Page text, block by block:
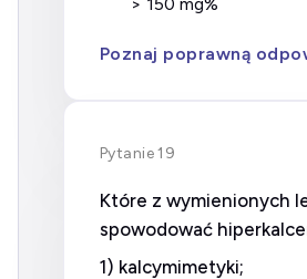
Poznaj poprawną
Pytanie 19
Które z wymienionych
spowodować
1) kalcymimetyki;